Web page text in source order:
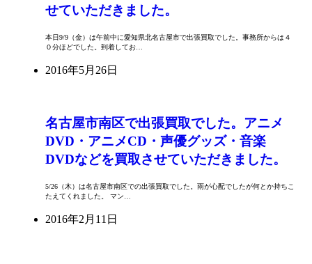
せていただきました。
本日9/9（金）は午前中に愛知県北名古屋市で出張買取でした。事務所からは４
０分ほどでした。到着してお…
2016年5月26日
名古屋市南区で出張買取でした。アニメ
DVD・アニメCD・声優グッズ・音楽
DVDなどを買取させていただきました。
5/26（木）は名古屋市南区での出張買取でした。雨が心配でしたが何とか持ちこ
たえてくれました。 マン…
2016年2月11日